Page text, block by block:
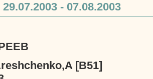
- 07.08.2003
[B51]